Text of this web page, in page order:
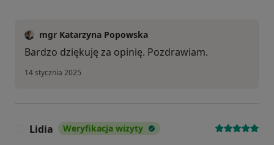
mgr Katarzyna Popowska
Bardzo dziękuję za opinię. Pozdrawiam.
14 stycznia 2025
Lidia Weryfikacja wizyty